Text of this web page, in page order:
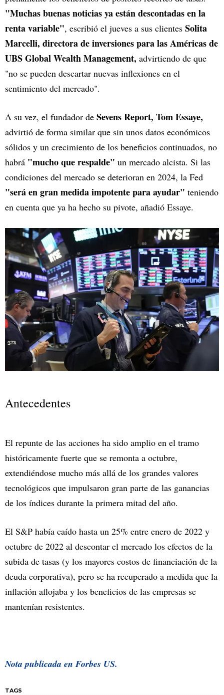
"Muchas buenas noticias ya están descontadas en la
renta variable", escribió el jueves a sus clientes Solita
Marcelli, directora de inversiones para las Américas de
UBS Global Wealth Management, advirtiendo de que
"no se pueden descartar nuevas inflexiones en el
sentimiento del mercado".
A su vez, el fundador de Sevens Report, Tom Essaye,
advirtió de forma similar que sin unos datos económicos
sólidos y un crecimiento de los beneficios continuados, no
habrá "mucho que respalde" un mercado alcista. Si las
condiciones del mercado se deterioran en 2024, la Fed
"será en gran medida impotente para ayudar" teniendo
en cuenta que ya ha hecho su pivote, añadió Essaye.
Antecedentes
El repunte de las acciones ha sido amplio en el tramo
históricamente fuerte que se remonta a octubre,
extendiéndose mucho más allá de los grandes valores
tecnológicos que impulsaron gran parte de las ganancias
de los índices durante la primera mitad del año.
El S&P había caído hasta un 25% entre enero de 2022 y
octubre de 2022 al descontar el mercado los efectos de la
subida de tasas (y los mayores costos de financiación de la
deuda corporativa), pero se ha recuperado a medida que la
inflación aflojaba y los beneficios de las empresas se
mantenían resistentes.
Nota publicada en Forbes US.
TAGS